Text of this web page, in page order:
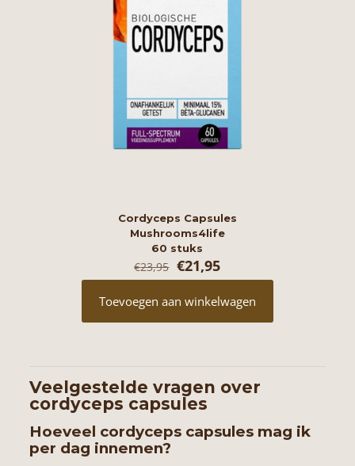
Cordyceps Capsules
Mushrooms4life
60 stuks
€23,95 Oorspronkelijke
prijs
was:
€23,95.
€21,95Huidige
prijs
is:
€21,95.
Toevoegen aan winkelwagen
Veelgestelde vragen over
cordyceps capsules
Hoeveel cordyceps capsules mag ik
per dag innemen?